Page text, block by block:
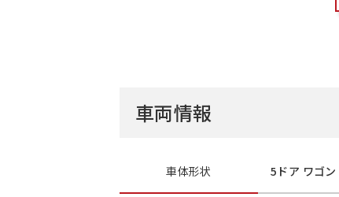
車両情報
車体形状 5ドア ワゴン